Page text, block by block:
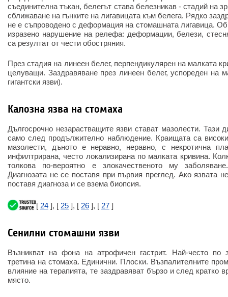
съединителна тъкан, белегът става белезникав - стадий на
сближаване на гънките на лигавицата към белега. Рядко
не е съпроводено с деформация на стомашната лигавица.
изразено нарушение на релефа: деформации, белези,
са резултат от чести обостряния.
През стадия на линеен белег, перпендикулярен на малката
целуващи. Заздравяване през линеен белег, успореден на
гигантски язви).
Калозна язва на стомаха
Дългосрочно незарастващите язви стават мазолести. Тази
само след продължително наблюдение. Краищата са
мазолести, дъното е неравно, неравно, с некротична
инфилтрирана, често локализирана по малката кривина.
толкова по-вероятно е злокачественото му
Диагнозата не се поставя при първия преглед. Ако язвата
поставя диагноза и се взема биопсия.
[ 24 ], [ 25 ], [ 26 ], [ 27 ]
Сенилни стомашни язви
Възникват на фона на атрофичен гастрит. Най-често по
третина на стомаха. Единични. Плоски. Възпалителните
влияние на терапията, те заздравяват бързо и след кратко
място.